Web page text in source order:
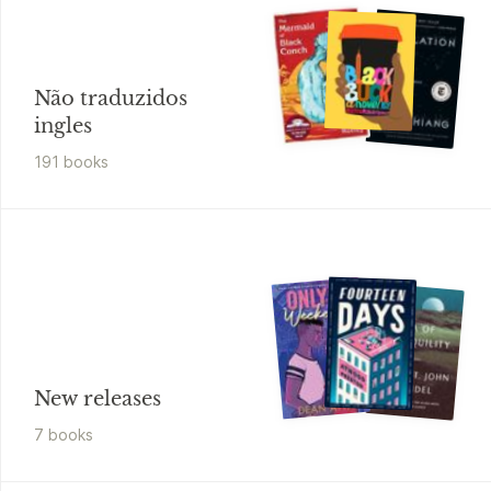
Não traduzidos
ingles
191 books
New releases
7 books